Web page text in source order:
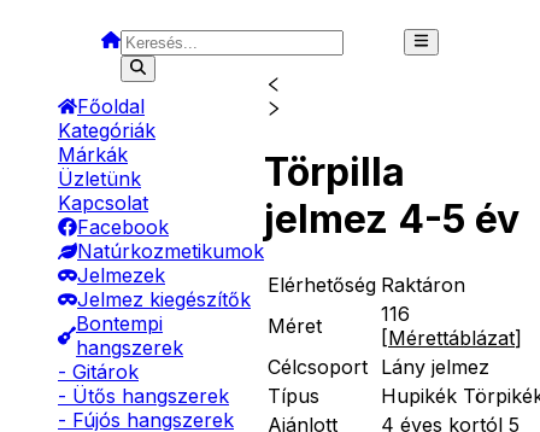
Főoldal
Kategóriák
Márkák
Üzletünk
Kapcsolat
Facebook
Natúrkozmetikumok
Jelmezek
Jelmez kiegészítők
Bontempi
hangszerek
- Gitárok
- Ütős hangszerek
- Fújós hangszerek
Törpilla
jelmez 4-5 év
Elérhetőség Raktáron
Méret
116
[Mérettáblázat]
Célcsoport Lány jelmez
Típus
Hupikék
Ajánlott
4 éves kortól 5